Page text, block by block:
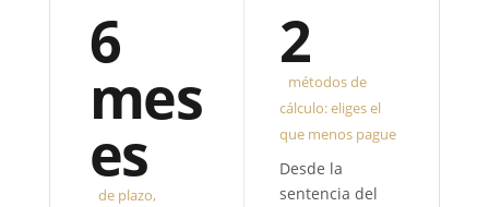
6
mes
es
de plazo,
2
métodos de
cálculo: eliges el
que menos pague
Desde la
sentencia del